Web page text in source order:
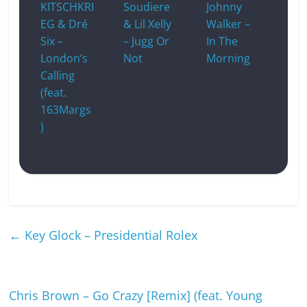
KITSCHKRI
EG & Dré
Six –
London’s
Calling
(feat.
163Margs
)
Soudiere
& Lil Xelly
– Jugg Or
Not
Johnny
Walker –
In The
Morning
← Key Glock – Presidential Rolex
Chris Brown – Go Crazy [Remix] (feat. Young